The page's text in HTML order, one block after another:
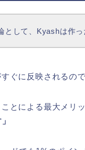
として、Kyashは作
ぐに反映されるの
とによる最大メリ